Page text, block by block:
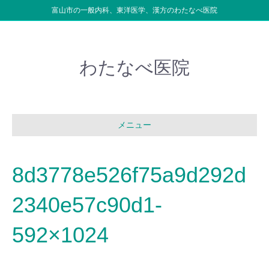
富山市の一般内科、東洋医学、漢方のわたなべ医院
わたなべ医院
メニュー
8d3778e526f75a9d292d
2340e57c90d1-
592×1024